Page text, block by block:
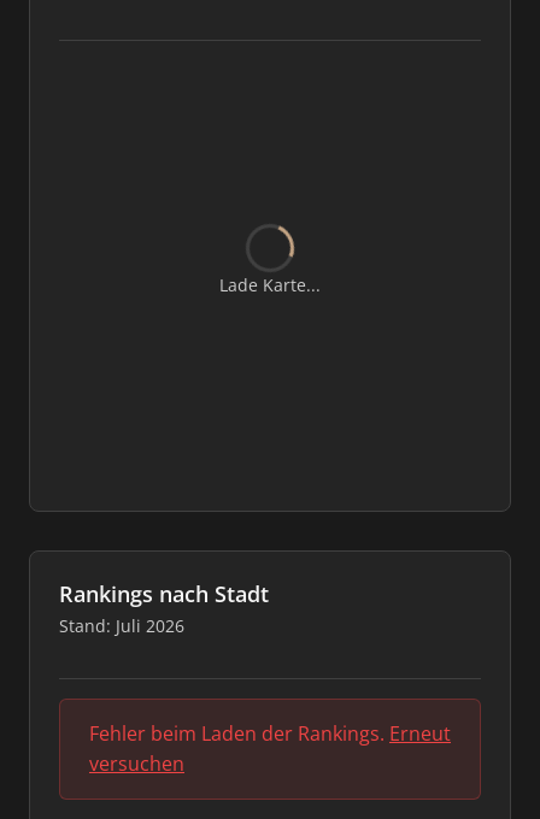
Lade Karte...
Rankings nach Stadt
Stand: Juli 2026
Fehler beim Laden der Rankings. Erneut
versuchen